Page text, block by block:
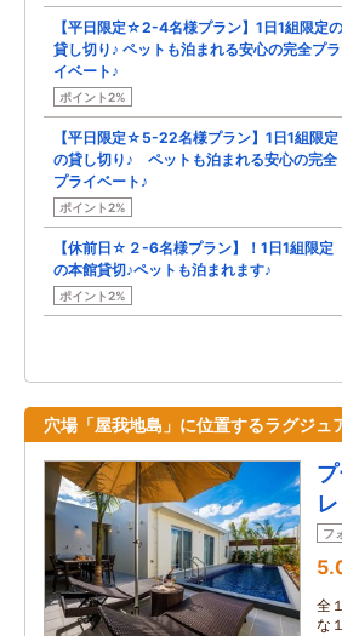
【平日限定☆2-4名様プラン】1日1組限定の
貸し切り♪ ペットも泊まれる安心の完全プラ
イベート♪
ポイント2%
【平日限定☆5-22名様プラン】1日1組限定
の貸し切り♪ ペットも泊まれる安心の完全
プライベート♪
ポイント2%
【休前日☆２-6名様プラン】！1日1組限定
の本館貸切♪ペットも泊まれます♪
ポイント2%
穴場「屋我地島」に位置するラグジュ
フ
全
な